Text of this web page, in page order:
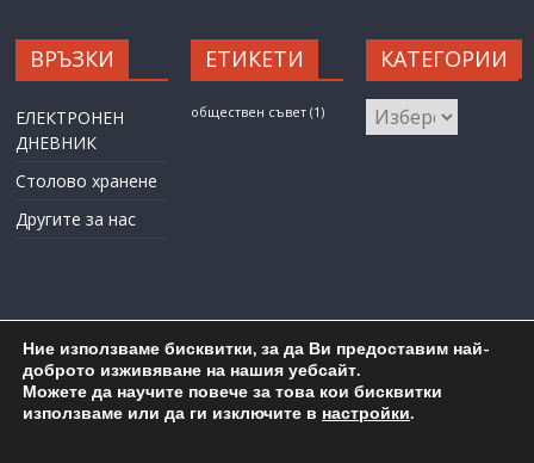
ВРЪЗКИ
ЕЛЕКТРОНЕН
ДНЕВНИК
Столово хранене
Другите за нас
ЕТИКЕТИ
обществен съвет (1)
КАТЕГОРИИ
КАТЕГОРИИ
Карта на сайта Административен достъп
Copyright © 2026 ОУ "Любен Каравелов" гр. Бургас
Ние използваме бисквитки, за да Ви предоставим най-
доброто изживяване на нашия уебсайт.
Можете да научите повече за това кои бисквитки
използваме или да ги изключите в настройки.